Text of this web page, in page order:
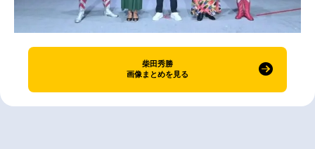
柴田秀勝
画像まとめを見る